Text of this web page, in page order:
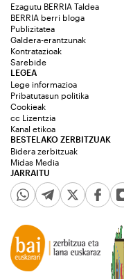
Ezagutu BERRIA Taldea
BERRIA berri bloga
Publizitatea
Galdera-erantzunak
Kontratazioak
Sarebide
JARRAITU
LEGEA
Lege informazioa
Pribatutasun politika
Cookieak
cc Lizentzia
Kanal etikoa
BESTELAKO ZERBITZUAK
Bidera zerbitzuak
Midas Media